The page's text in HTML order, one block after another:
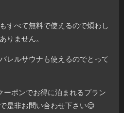
すべて無料で使えるので煩わし
りません。
レルサウナも使えるのでとって
ーポンでお得に泊まれるプラン
是非お問い合わせ下さい😊